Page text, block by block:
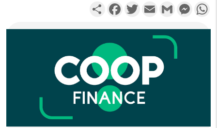
PartagerFacebookTwitterEmail Gmail